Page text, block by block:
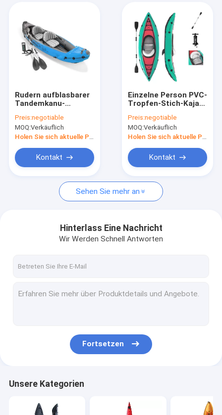
Rudern aufblasbarer
Tandemkanu-
aufblasbaren Bootes
3.12m*0.91m
Preis:negotiable
MOQ:Verkäuflich
Kontakt
Einzelne Person PVC-
Tropfen-Stich-Kajak-
400 lbs-Kapazitäts-
Kanu
Preis:negotiable
MOQ:Verkäuflich
Kontakt
Sehen Sie mehr an
Hinterlass Eine Nachricht
Wir Werden Schnell Antworten
Fortsetzen
Unsere Kategorien